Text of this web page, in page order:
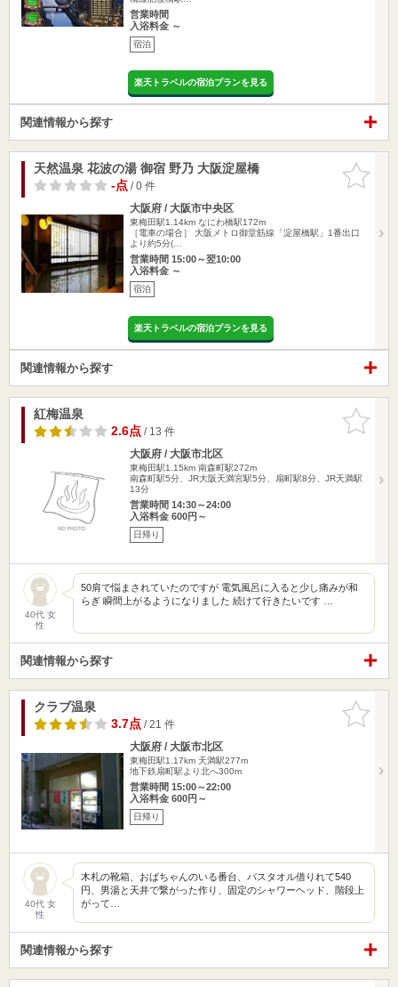
営業時間
入浴料金 ～
宿泊
楽天トラベルの宿泊プランを見る
関連情報から探す
お気に入
りに追加
天然温泉 花波の湯 御宿 野乃 大阪淀屋橋
-点/ 0 件
大阪府 / 大阪市中央区
東梅田駅1.14km なにわ橋駅172m
［電車の場合］ 大阪メトロ御堂筋線「淀屋橋駅」1番出口
より約5分(…
営業時間 15:00～翌10:00
入浴料金 ～
宿泊
楽天トラベルの宿泊プランを見る
関連情報から探す
お気に入
りに追加
紅梅温泉
2.6点/ 13 件
大阪府 / 大阪市北区
東梅田駅1.15km 南森町駅272m
南森町駅5分、JR大阪天満宮駅5分、扇町駅8分、JR天満駅
13分
営業時間 14:30～24:00
入浴料金 600円～
日帰り
40代 女
性
50肩で悩まされていたのですが 電気風呂に入ると少し痛みが和
らぎ 瞬間上がるようになりました 続けて行きたいです …
関連情報から探す
お気に入
りに追加
クラブ温泉
3.7点/ 21 件
大阪府 / 大阪市北区
東梅田駅1.17km 天満駅277m
地下鉄扇町駅より北へ300m
営業時間 15:00～22:00
入浴料金 600円～
日帰り
40代 女
性
木札の靴箱、おばちゃんのいる番台、バスタオル借りれて540
円、男湯と天井で繋がった作り、固定のシャワーヘッド、階段上
がって…
関連情報から探す